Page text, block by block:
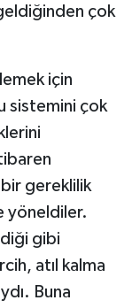
çok
için
sistemini çok
bir gereklilik
yöneldiler.
gibi
atıl kalma
Buna